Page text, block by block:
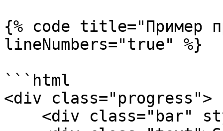
{% code title="Пример
lineNumbers="true" %}
```html
<div class="progress">